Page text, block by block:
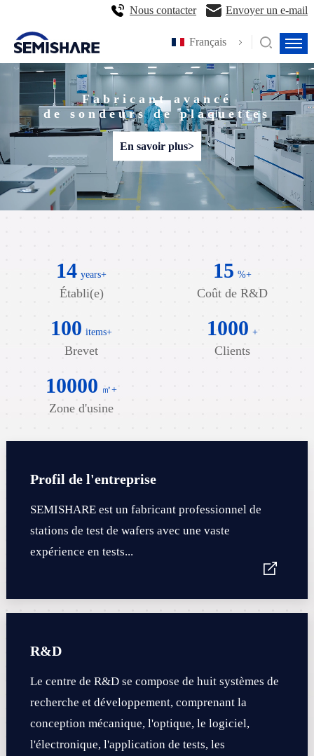
Français
Nous contacter Envoyer un e-mail
Fabricant avancé
de sondeurs de plaquettes
En savoir plus>
14 years+
Établi(e)
15 %+
Coût de R&D
100 items+
Brevet
1000 +
Clients
10000 ㎡+
Zone d'usine
Profil de l'entreprise
SEMISHARE est un fabricant professionnel de
stations de test de wafers avec une vaste
expérience en tests...
R&D
Le centre de R&D se compose de huit systèmes de
recherche et développement, comprenant la
conception mécanique, l'optique, le logiciel,
l'électronique, l'application de tests, les